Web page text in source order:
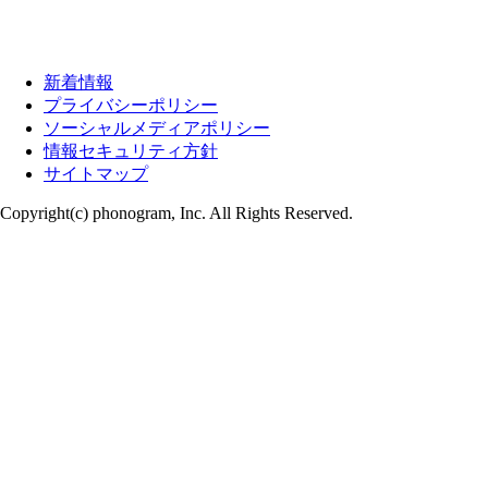
新着情報
プライバシーポリシー
ソーシャルメディアポリシー
情報セキュリティ方針
サイトマップ
Copyright(c) phonogram, Inc. All Rights Reserved.